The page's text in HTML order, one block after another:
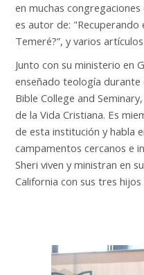
en muchas
es autor de: "Recuperando
Temeré?”, y varios
Junto con su ministerio en
enseñado teología durante
Bible College and
de la Vida Cristiana. Es
de esta institución y habla
campamentos cercanos e
Sheri viven y ministran en
California con sus tres